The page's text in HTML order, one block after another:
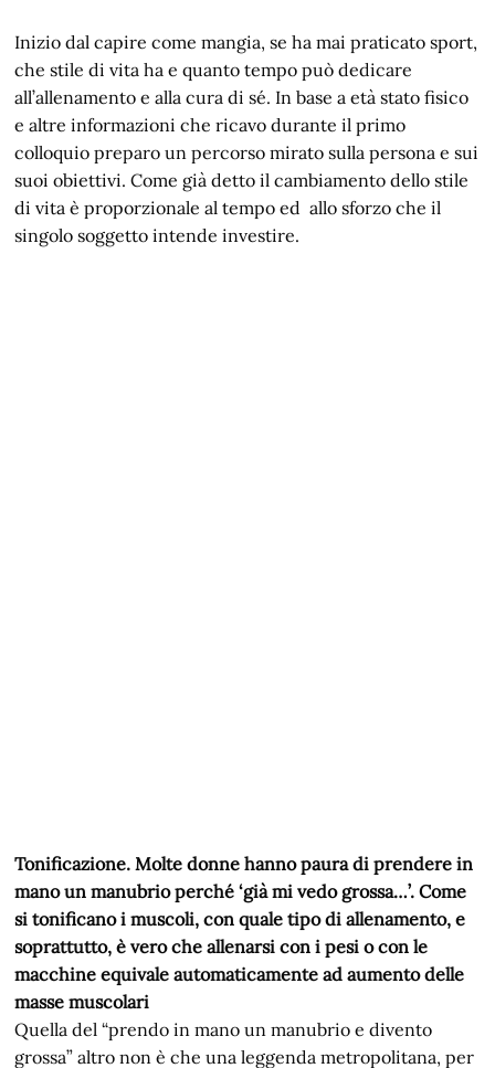
Inizio dal capire come mangia, se ha mai praticato sport,
che stile di vita ha e quanto tempo può dedicare
all’allenamento e alla cura di sé. In base a età stato fisico
e altre informazioni che ricavo durante il primo
colloquio preparo un percorso mirato sulla persona e sui
suoi obiettivi. Come già detto il cambiamento dello stile
di vita è proporzionale al tempo ed allo sforzo che il
singolo soggetto intende investire.
Tonificazione. Molte donne hanno paura di prendere in
mano un manubrio perché ‘già mi vedo grossa…’. Come
si tonificano i muscoli, con quale tipo di allenamento, e
soprattutto, è vero che allenarsi con i pesi o con le
macchine equivale automaticamente ad aumento delle
masse muscolari
Quella del “prendo in mano un manubrio e divento
grossa” altro non è che una leggenda metropolitana, per